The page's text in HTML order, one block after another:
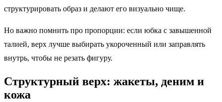
структурировать образ и делают его визуально чище.
Но важно помнить про пропорции: если юбка с завышенной
талией, верх лучше выбирать укороченный или заправлять
внутрь, чтобы не резать фигуру.
Структурный верх: жакеты, деним и
кожа